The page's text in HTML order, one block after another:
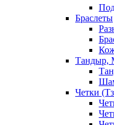
Браслеты
Тандыр,
Четки